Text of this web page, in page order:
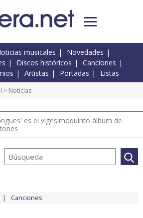
musicales
Novedades
Discos históricos
Canciones
Artistas Portadas Listas
> Noticias
es el vigesimoquinto álbum de
Canciones